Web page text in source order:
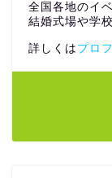
全国各地のイ
結婚式場や学
詳しくは プロ